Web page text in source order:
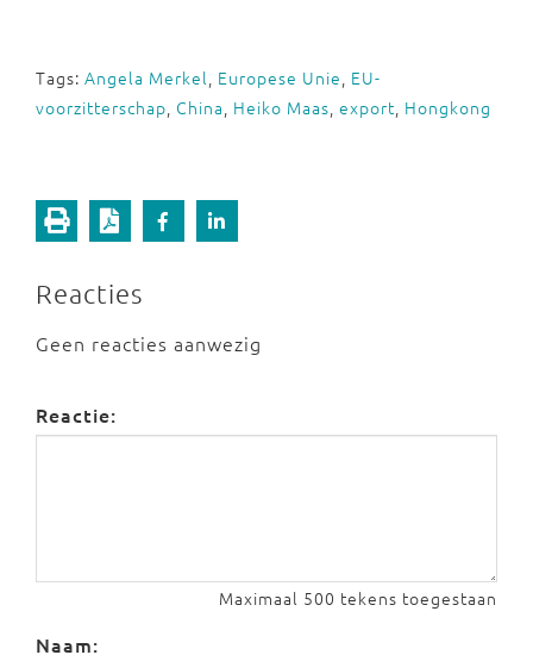
Tags: Angela Merkel, Europese Unie, EU-
voorzitterschap, China, Heiko Maas, export, Hongkong
Reacties
Geen reacties aanwezig
Reactie:
Maximaal 500 tekens toegestaan
Naam: